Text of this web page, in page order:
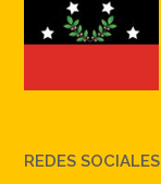
REDES SOCIALES